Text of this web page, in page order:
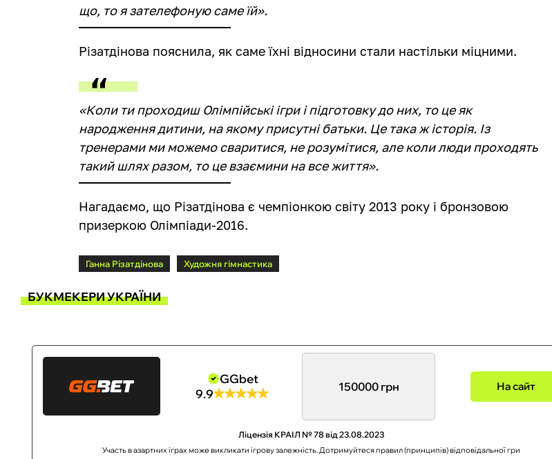
що, то я зателефоную саме їй».
Різатдінова пояснила, як саме їхні відносини стали настільки міцними.
«Коли ти проходиш Олімпійські ігри і підготовку до них, то це як
народження дитини, на якому присутні батьки. Це така ж історія. Із
тренерами ми можемо сваритися, не розумітися, але коли люди проходять
такий шлях разом, то це взаємини на все життя».
Нагадаємо, що Різатдінова є чемпіонкою світу 2013 року і бронзовою
призеркою Олімпіади-2016.
Ганна Різатдінова Художня гімнастика
БУКМЕКЕРИ УКРАЇНИ
GGbet
9.9
150000 грн На сайт
Ліцензія КРАІЛ № 78 від 23.08.2023
Участь в азартних іграх може викликати ігрову залежність. Дотримуйтеся правил (принципів) відповідальної гри